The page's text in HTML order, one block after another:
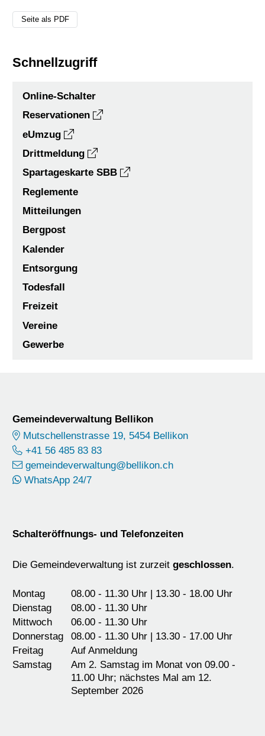
Seite als PDF
Schnellzugriff
Online-Schalter
Reservationen
eUmzug
Drittmeldung
Spartageskarte SBB
Reglemente
Mitteilungen
Bergpost
Kalender
Entsorgung
Todesfall
Freizeit
Vereine
Gewerbe
Footer
Gemeindeverwaltung Bellikon
Mutschellenstrasse 19, 5454 Bellikon
+41 56 485 83 83
gemeindeverwaltung@bellikon.ch
WhatsApp 24/7
Schalteröffnungs- und Telefonzeiten
Die Gemeindeverwaltung ist zurzeitgeschlossen.
Montag
08.00 - 11.30 Uhr | 13.30 - 18.00 Uhr
Dienstag
08.00 - 11.30 Uhr
Mittwoch
06.00 - 11.30 Uhr
Donnerstag
08.00 - 11.30 Uhr | 13.30 - 17.00 Uhr
Freitag
Auf Anmeldung
Samstag
Am 2. Samstag im Monat von 09.00 -
11.00 Uhr; nächstes Mal am 12.
September 2026